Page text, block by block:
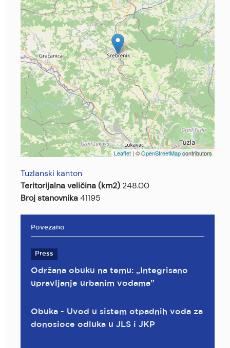
Leaflet| ©OpenStreetMapcontributors
Tuzlanski kanton
Teritorijalna veličina (km2) 248.00
Broj stanovnika41195
Povezano
Press
Održana obuku na temu: „Integrisano
upravljanje urbanim vodama”
Obuka - Uvod u sistem otpadnih voda za
donosioce odluka u JLS i JKP